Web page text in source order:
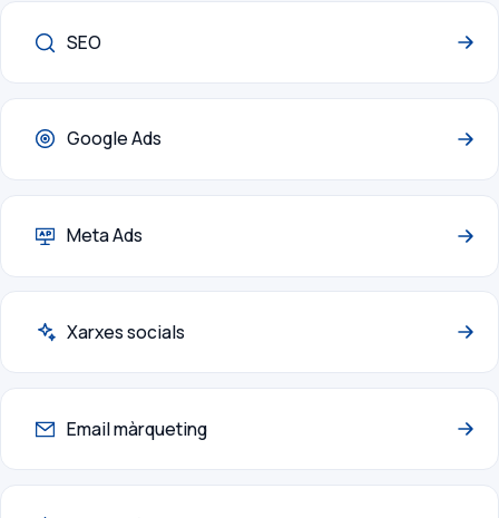
SEO
Google Ads
Meta Ads
Xarxes socials
Email màrqueting